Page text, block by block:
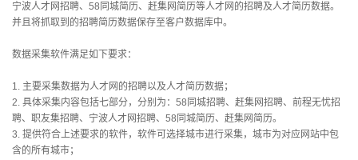
宁波人才网招聘、58同城简历、赶集网简历等人才网的招聘及人才简历数据。
并且将抓取到的招聘简历数据保存至客户数据库中。
数据采集软件满足如下要求：
1. 主要采集数据为人才网的招聘以及人才简历数据；
2. 具体采集内容包括七部分，分别为：58同城招聘、赶集网招聘、前程无忧招
聘、职友集招聘、宁波人才网招聘、58同城简历、赶集网简历。
3. 提供符合上述要求的软件，软件可选择城市进行采集，城市为对应网站中包
含的所有城市；